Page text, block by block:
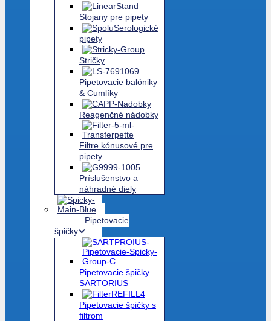
Stojany pre pipety
Serologické
pipety
Stričky
Pipetovacie balóniky
& Cumlíky
Reagenčné nádobky
Filtre kónusové pre
pipety
Príslušenstvo a
náhradné diely
Pipetovacie
špičky
Pipetovacie špičky
SARTORIUS
Pipetovacie špičky s
filtrom